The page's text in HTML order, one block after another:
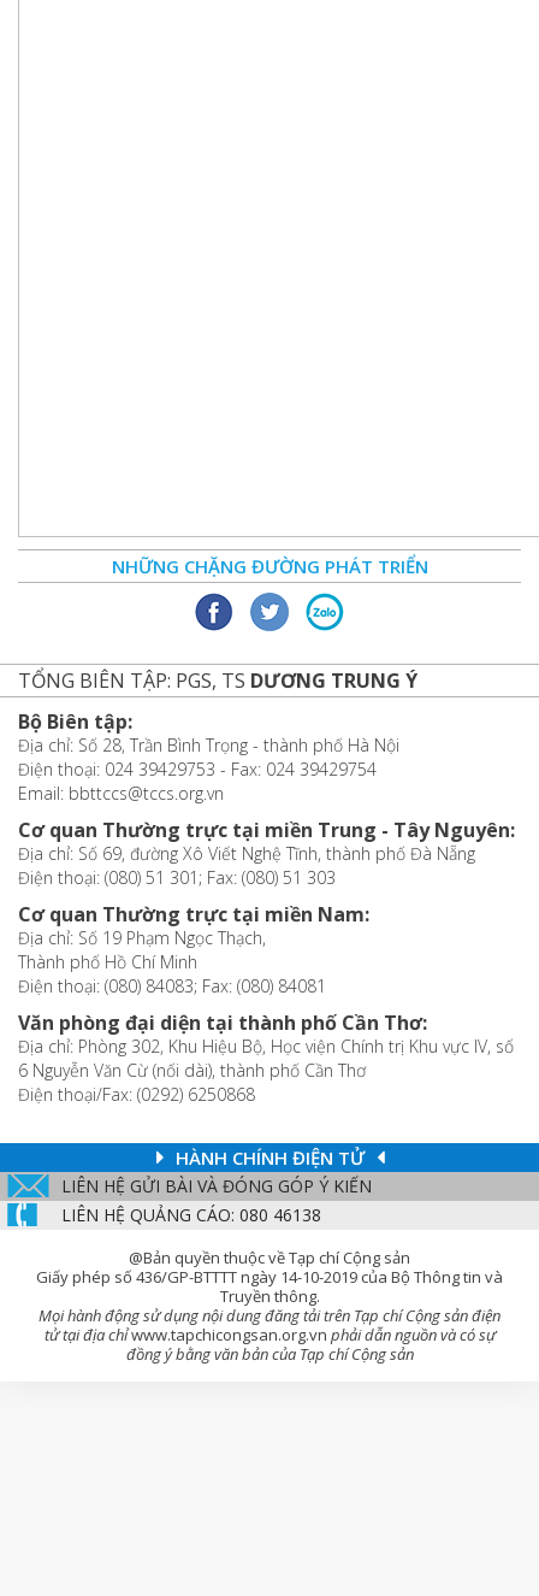
NHỮNG CHẶNG ĐƯỜNG PHÁT TRIỂN
TỔNG BIÊN TẬP: PGS, TS DƯƠNG TRUNG Ý
Bộ Biên tập:
Địa chỉ: Số 28, Trần Bình Trọng - thành phố Hà Nội
Điện thoại: 024 39429753 - Fax: 024 39429754
Email: bbttccs@tccs.org.vn
Cơ quan Thường trực tại miền Trung - Tây Nguyên:
Địa chỉ: Số 69, đường Xô Viết Nghệ Tĩnh, thành phố Đà Nẵng
Điện thoại: (080) 51 301; Fax: (080) 51 303
Cơ quan Thường trực tại miền Nam:
Địa chỉ: Số 19 Phạm Ngọc Thạch,
Thành phố Hồ Chí Minh
Điện thoại: (080) 84083; Fax: (080) 84081
Văn phòng đại diện tại thành phố Cần Thơ:
Địa chỉ: Phòng 302, Khu Hiệu Bộ, Học viện Chính trị Khu vực IV, số
6 Nguyễn Văn Cừ (nối dài), thành phố Cần Thơ
Điện thoại/Fax: (0292) 6250868
HÀNH CHÍNH ĐIỆN TỬ
LIÊN HỆ GỬI BÀI VÀ ĐÓNG GÓP Ý KIẾN
LIÊN HỆ QUẢNG CÁO: 080 46138
@Bản quyền thuộc về Tạp chí Cộng sản
Giấy phép số 436/GP-BTTTT ngày 14-10-2019 của Bộ Thông tin và
Truyền thông.
Mọi hành động sử dụng nội dung đăng tải trên Tạp chí Cộng sản điện
tử tại địa chỉwww.tapchicongsan.org.vn phải dẫn nguồn và có sự
đồng ý bằng văn bản của Tạp chí Cộng sản